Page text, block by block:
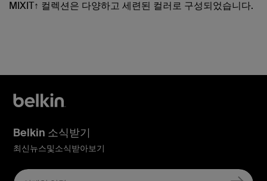
MIXIT↑ 컬렉션은 다양하고 세련된 컬러로 구성되었습니다.
Belkin 소식받기
최신뉴스및소식받아보기